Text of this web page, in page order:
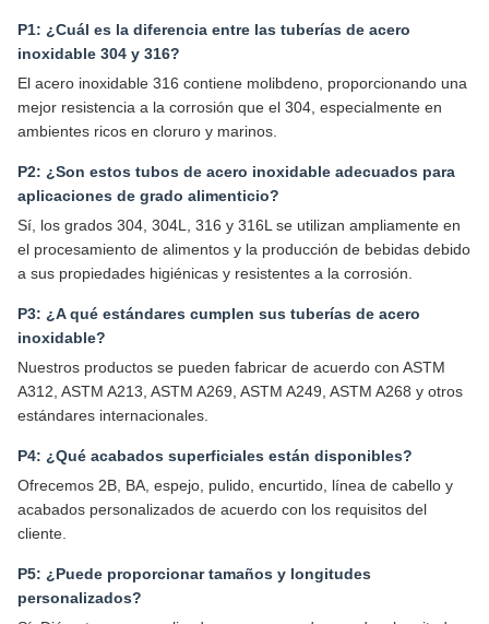
P1: ¿Cuál es la diferencia entre las tuberías de acero
inoxidable 304 y 316?
El acero inoxidable 316 contiene molibdeno, proporcionando una
mejor resistencia a la corrosión que el 304, especialmente en
ambientes ricos en cloruro y marinos.
P2: ¿Son estos tubos de acero inoxidable adecuados para
aplicaciones de grado alimenticio?
Sí, los grados 304, 304L, 316 y 316L se utilizan ampliamente en
el procesamiento de alimentos y la producción de bebidas debido
a sus propiedades higiénicas y resistentes a la corrosión.
P3: ¿A qué estándares cumplen sus tuberías de acero
inoxidable?
Nuestros productos se pueden fabricar de acuerdo con ASTM
A312, ASTM A213, ASTM A269, ASTM A249, ASTM A268 y otros
estándares internacionales.
P4: ¿Qué acabados superficiales están disponibles?
Ofrecemos 2B, BA, espejo, pulido, encurtido, línea de cabello y
acabados personalizados de acuerdo con los requisitos del
cliente.
P5: ¿Puede proporcionar tamaños y longitudes
personalizados?